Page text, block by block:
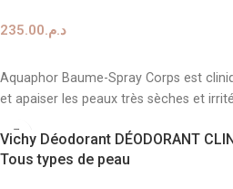
د.م.235.00
Aquaphor Baume-Spray Corps est
et apaiser les peaux très sèches et
Vichy Déodorant DÉODORANT
Tous types de peau